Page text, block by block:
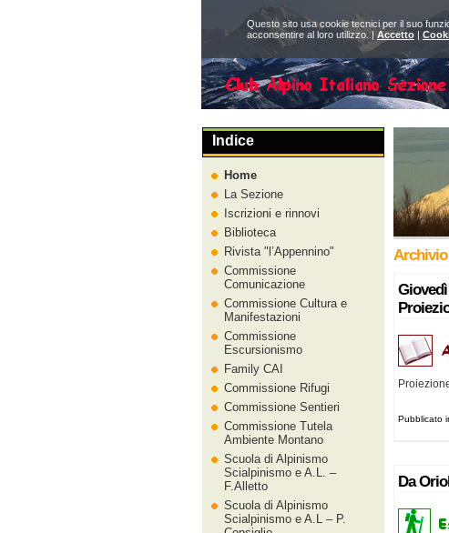
Archivio
Pubblicato
Da
Indice
Home
La Sezione
Iscrizioni e rinnovi
Biblioteca
Rivista
l’Appennino
Commissione
Comunicazione
Commissione Cultura e
Manifestazioni
Commissione
Escursionismo
Family CAI
Commissione Rifugi
Commissione Sentieri
Commissione Tutela
Ambiente Montano
Scuola di Alpinismo
Scialpinismo e A.L. –
F.Alletto
Scuola di Alpinismo
Scialpinismo e A.L – P.
Questo sito usa cookie tecnici per il suo
acconsentire al loro utilizzo. |Accetto |